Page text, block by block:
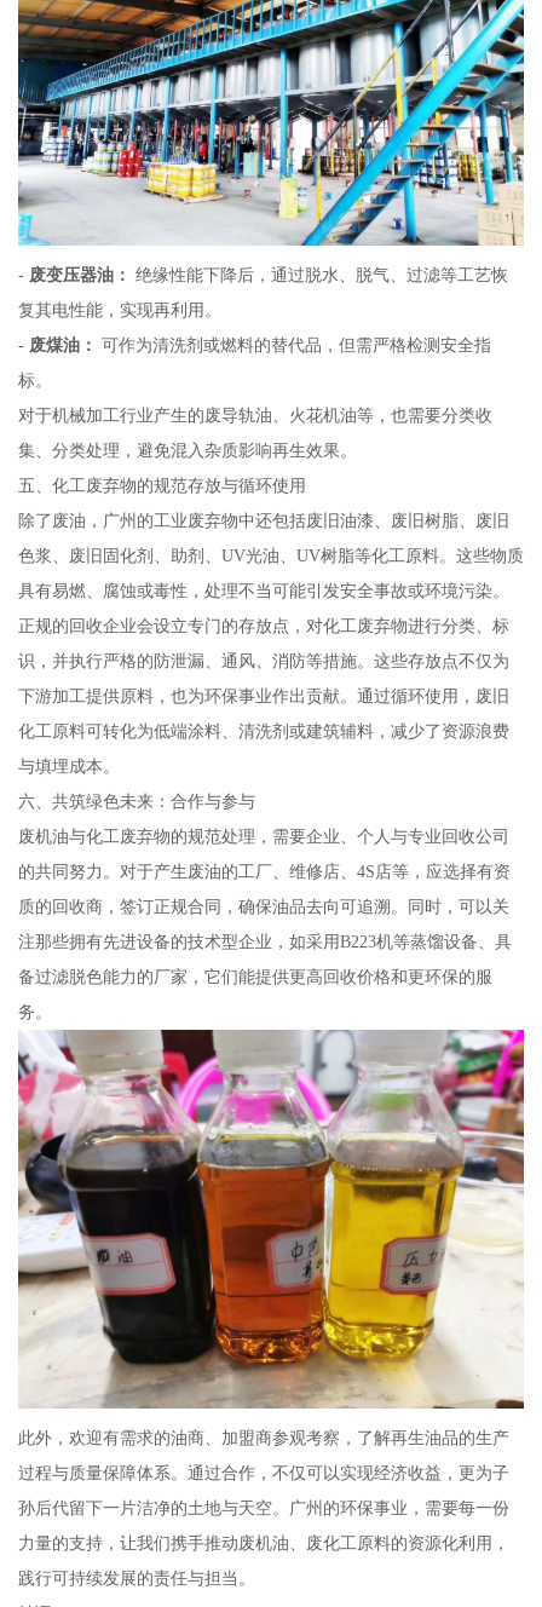
- 废变压器油： 绝缘性能下降后，通过脱水、脱气、过滤等工艺恢
复其电性能，实现再利用。
- 废煤油： 可作为清洗剂或燃料的替代品，但需严格检测安全指
标。
对于机械加工行业产生的废导轨油、火花机油等，也需要分类收
集、分类处理，避免混入杂质影响再生效果。
五、化工废弃物的规范存放与循环使用
除了废油，广州的工业废弃物中还包括废旧油漆、废旧树脂、废旧
色浆、废旧固化剂、助剂、UV光油、UV树脂等化工原料。这些物质
具有易燃、腐蚀或毒性，处理不当可能引发安全事故或环境污染。
正规的回收企业会设立专门的存放点，对化工废弃物进行分类、标
识，并执行严格的防泄漏、通风、消防等措施。这些存放点不仅为
下游加工提供原料，也为环保事业作出贡献。通过循环使用，废旧
化工原料可转化为低端涂料、清洗剂或建筑辅料，减少了资源浪费
与填埋成本。
六、共筑绿色未来：合作与参与
废机油与化工废弃物的规范处理，需要企业、个人与专业回收公司
的共同努力。对于产生废油的工厂、维修店、4S店等，应选择有资
质的回收商，签订正规合同，确保油品去向可追溯。同时，可以关
注那些拥有先进设备的技术型企业，如采用B223机等蒸馏设备、具
备过滤脱色能力的厂家，它们能提供更高回收价格和更环保的服
务。
此外，欢迎有需求的油商、加盟商参观考察，了解再生油品的生产
过程与质量保障体系。通过合作，不仅可以实现经济收益，更为子
孙后代留下一片洁净的土地与天空。广州的环保事业，需要每一份
力量的支持，让我们携手推动废机油、废化工原料的资源化利用，
践行可持续发展的责任与担当。